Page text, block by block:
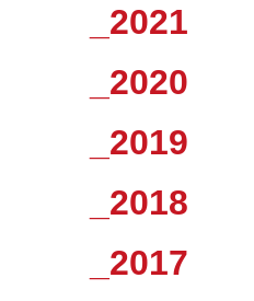
_2021
_2020
_2019
_2018
_2017